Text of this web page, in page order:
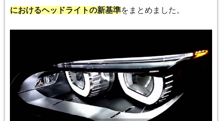
におけるヘッドライトの新基準をまとめました。